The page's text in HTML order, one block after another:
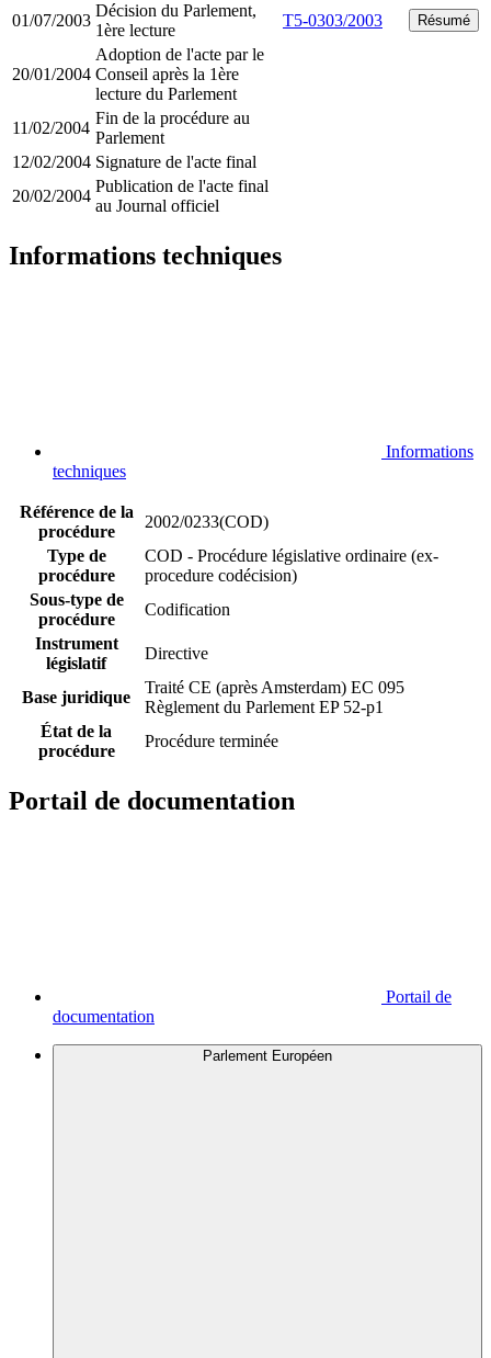
01/07/2003
Décision du Parlement,
1ère lecture
T5-0303/2003 Résumé
20/01/2004
Adoption de l'acte par le
Conseil après la 1ère
lecture du Parlement
11/02/2004
Fin de la procédure au
Parlement
12/02/2004 Signature de l'acte final
20/02/2004
Publication de l'acte final
au Journal officiel
Informations techniques
Informations
techniques
Référence de la
procédure
2002/0233(COD)
Type de
procédure
COD - Procédure législative ordinaire (ex-
procedure codécision)
Sous-type de
procédure
Codification
Instrument
législatif
Directive
Base juridique
Traité CE (après Amsterdam) EC 095
Règlement du Parlement EP 52-p1
État de la
procédure
Procédure terminée
Portail de documentation
Portail de
documentation
Parlement Européen